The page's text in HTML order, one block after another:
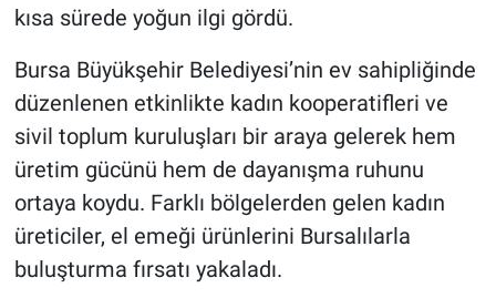
kısa sürede yoğun ilgi gördü.
Bursa Büyükşehir Belediyesi’nin ev sahipliğinde
düzenlenen etkinlikte kadın kooperatifleri ve
sivil toplum kuruluşları bir araya gelerek hem
üretim gücünü hem de dayanışma ruhunu
ortaya koydu. Farklı bölgelerden gelen kadın
üreticiler, el emeği ürünlerini Bursalılarla
buluşturma fırsatı yakaladı.